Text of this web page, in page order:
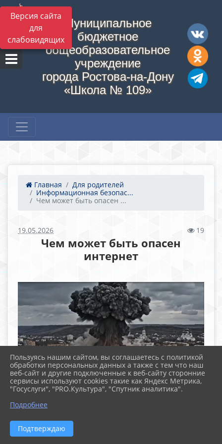
Версия сайта
для
слабовидящих
Муниципальное
бюджетное
общеобразовательное
учреждение
города Ростова-на-Дону
«Школа № 109»
Главная
Для родителей
Информационная безопас...
Чем может быть опасен ...
19.05.2026 19
Чем может быть опасен
интернет
Файлы
16591240301182 (7.2 MiB)
Пользуясь нашим сайтом, вы соглашаетесь с политикой
обработки персональных данных а также с тем что наш
веб-сайт и другие подключенные к веб-сайту сторонние
сервисы используют cookies такие как Яндекс Метрика,
"Госуслуги", "PRO.Культура", "Спутник аналитика".
Подробнее
Подтверждаю